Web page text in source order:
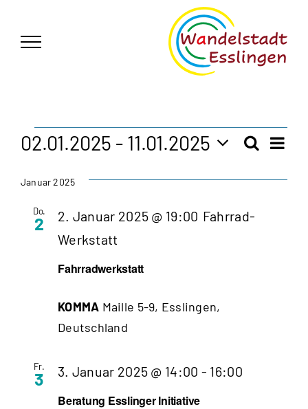
springen
Veranstaltungen
und
Suche
Liste
02.01.2025 - 11.01.2025
wählen.
Januar 2025
Do.
2
Fahrradwerkstatt
2. Januar 2025 @ 19:00 Fahrrad-
Werkstatt
KOMMA Maille 5-9, Esslingen,
Deutschland
Fr.
3
Beratung Esslinger Initiative
3. Januar 2025 @ 14:00 - 16:00